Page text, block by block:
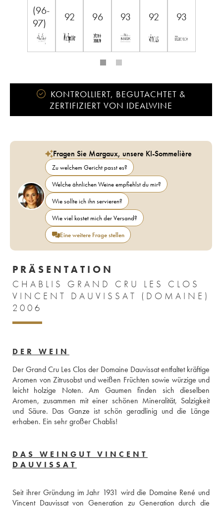
Eigentümer:
(96-
97)
92 96 93 92 93
KONTROLLIERT, BEGUTACHTET &
ZERTIFIZIERT VON IDEALWINE
Fragen Sie Margaux, unsere KI-Sommelière
Zu welchem Gericht passt es?
Welche ähnlichen Weine empfiehlst du mir?
Wie sollte ich ihn servieren?
Wie viel kostet mich der Versand?
Eine weitere Frage stellen
PRÄSENTATION
CHABLIS GRAND CRU LES CLOS
VINCENT DAUVISSAT (DOMAINE)
2006
DER WEIN
Der Grand Cru Les Clos der Domaine Dauvissat entfaltet kräftige
Aromen von Zitrusobst und weißen Früchten sowie würzige und
leicht holzige Noten. Am Gaumen finden sich dieselben
Aromen, zusammen mit einer schönen Mineralität, Salzigkeit
und Säure. Das Ganze ist schön geradlinig und die Länge
erhaben. Ein sehr großer Chablis!
DAS WEINGUT VINCENT
DAUVISSAT
Seit ihrer Gründung im Jahr 1931 wird die Domaine René und
Vincent Dauvissat von Generation zu Generation durch die